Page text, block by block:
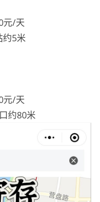
元/天
约5米
元/天
约80米